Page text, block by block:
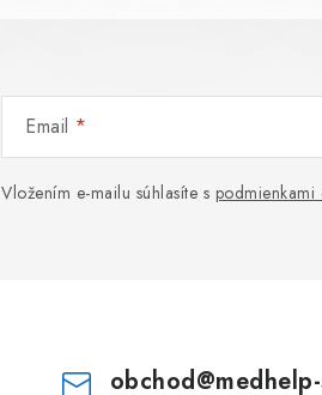
Email
Vložením e-mailu súhlasíte s
obchod@